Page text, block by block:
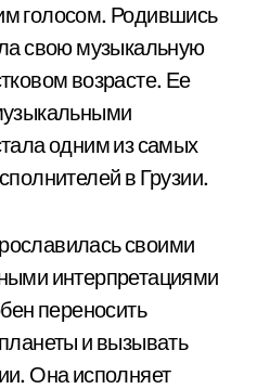
голосом. Родившись
свою музыкальную
возрасте. Ее
одним из самых
в Грузии.
своими
интерпретациями
переносить
и вызывать
Она исполняет